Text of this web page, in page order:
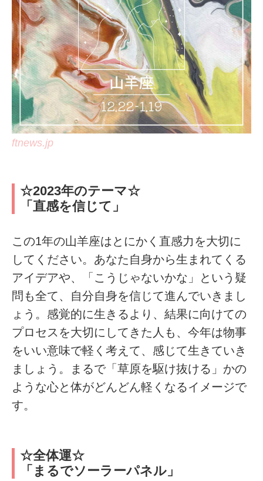
ftnews.jp
☆2023年のテーマ☆
「直感を信じて」
この1年の山羊座はとにかく直感力を大切に
してください。あなた自身から生まれてくる
アイデアや、「こうじゃないかな」という疑
問も全て、自分自身を信じて進んでいきまし
ょう。感覚的に生きるより、結果に向けての
プロセスを大切にしてきた人も、今年は物事
をいい意味で軽く考えて、感じて生きていき
ましょう。まるで「草原を駆け抜ける」かの
ような心と体がどんどん軽くなるイメージで
す。
☆全体運☆
「まるでソーラーパネル」